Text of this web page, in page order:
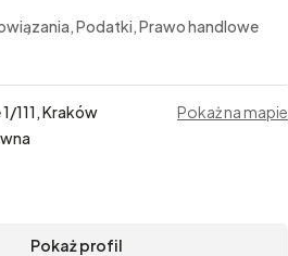
Podatki, Prawo handlowe
111, Kraków
Pokaż na mapie
Pokaż profil